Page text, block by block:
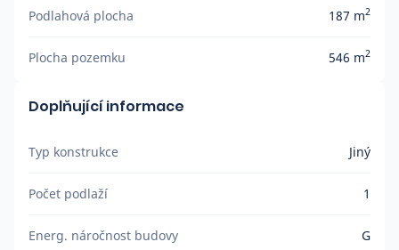
Podlahová plocha 187 m2
Plocha pozemku 546 m2
Doplňující informace
Typ konstrukce Jiný
Počet podlaží 1
Energ. náročnost budovy G